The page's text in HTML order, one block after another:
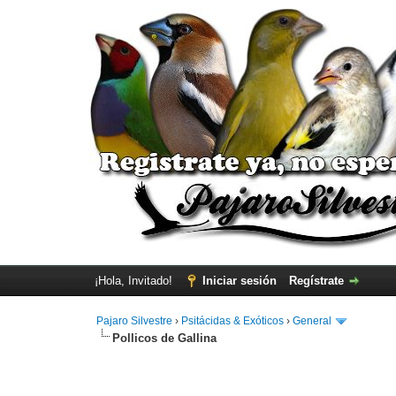
¡Hola, Invitado! Iniciar sesión Regístrate
Pajaro Silvestre › Psitácidas & Exóticos ›General
Pollicos de Gallina